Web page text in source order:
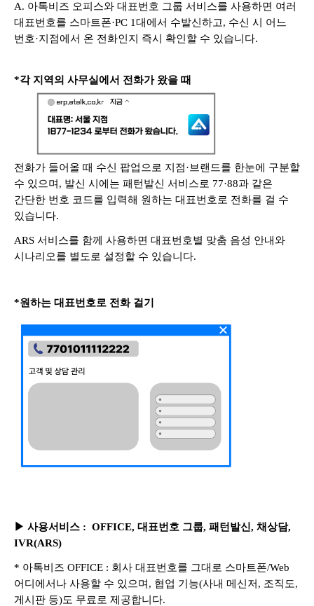
A. 아톡비즈 오피스와 대표번호 그룹 서비스를 사용하면 여러
대표번호를 스마트폰·PC 1대에서 수발신하고, 수신 시 어느
번호·지점에서 온 전화인지 즉시 확인할 수 있습니다.
*각 지역의 사무실에서 전화가 왔을 때
전화가 들어올 때 수신 팝업으로 지점·브랜드를 한눈에 구분할
수 있으며, 발신 시에는 패턴발신 서비스로 77·88과 같은
간단한 번호 코드를 입력해 원하는 대표번호로 전화를 걸 수
있습니다.
ARS 서비스를 함께 사용하면 대표번호별 맞춤 음성 안내와
시나리오를 별도로 설정할 수 있습니다.
*원하는 대표번호로 전화 걸기
▶ 사용서비스 : OFFICE, 대표번호 그룹, 패턴발신, 채상담,
IVR(ARS)
* 아톡비즈 OFFICE : 회사 대표번호를 그대로 스마트폰/Web
어디에서나 사용할 수 있으며, 협업 기능(사내 메신저, 조직도,
게시판 등)도 무료로 제공합니다.